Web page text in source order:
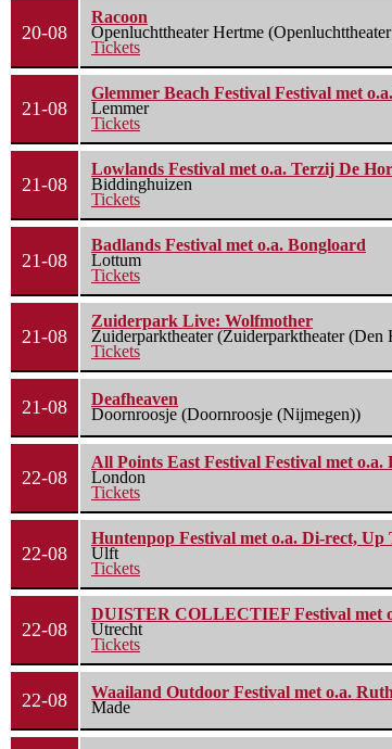
20-08
Racoon
Openluchttheater Hertme
Tickets
21-08
Glemmer Beach Festival Festival met
Lemmer
Tickets
21-08
Lowlands Festival met o.a. Terzij De
Biddinghuizen
Tickets
21-08
Badlands Festival met o.a. Bongloard
Lottum
Tickets
21-08
Zuiderpark Live: Wolfmother
Zuiderparktheater (Zuiderparktheater (Den
Tickets
21-08
Deafheaven
Doornroosje (Doornroosje (Nijmegen))
22-08
All Points East Festival Festival met o.a.
London
Tickets
22-08
Huntenpop Festival met o.a. Di-rect,
Ulft
Tickets
22-08
DUISTER COLLECTIEF Festival met
Utrecht
Tickets
22-08
Waailand Outdoor Festival met o.a.
Made